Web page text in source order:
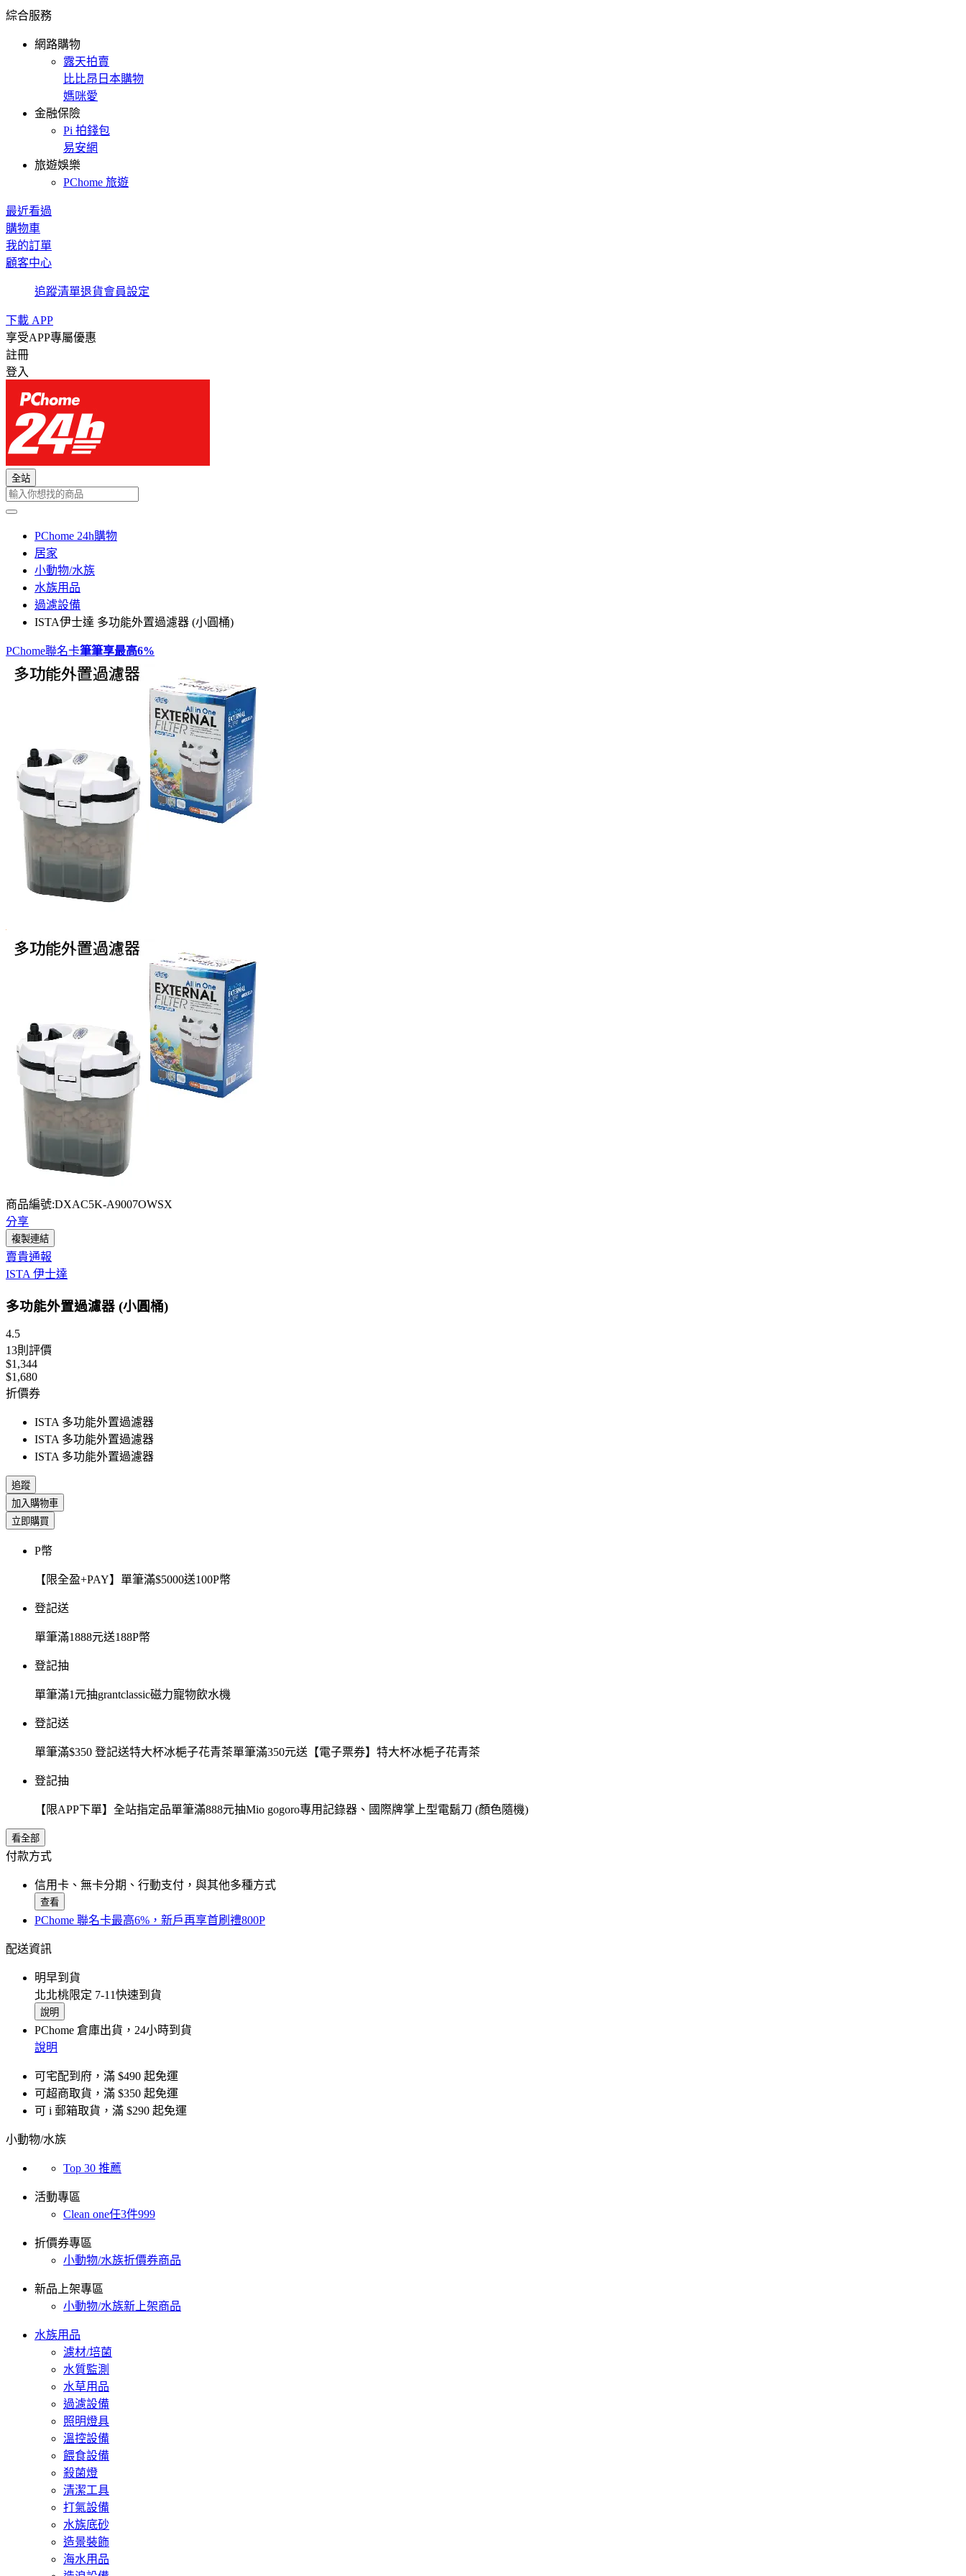
綜合服務
網路購物
露天拍賣
比比昂日本購物
媽咪愛
金融保險
Pi 拍錢包
易安網
旅遊娛樂
PChome 旅遊
最近看過
購物車
我的訂單
顧客中心
追蹤清單退貨會員設定
下載 APP
享受APP專屬優惠
註冊
登入
全站
PChome 24h購物
居家
小動物/水族
水族用品
過濾設備
ISTA伊士達 多功能外置過濾器 (小圓桶)
PChome聯名卡筆筆享最高6%
商品編號:DXAC5K-A9007OWSX
分享
複製連結
賣貴通報
ISTA 伊士達
多功能外置過濾器 (小圓桶)
4.5
13則評價
$1,344
$1,680
折價券
ISTA 多功能外置過濾器
ISTA 多功能外置過濾器
ISTA 多功能外置過濾器
追蹤
加入購物車
立即購買
P幣
【限全盈+PAY】單筆滿$5000送100P幣
登記送
單筆滿1888元送188P幣
登記抽
單筆滿1元抽grantclassic磁力寵物飲水機
登記送
單筆滿$350 登記送特大杯冰梔子花青茶單筆滿350元送【電子票券】特大杯冰梔子花青茶
登記抽
【限APP下單】全站指定品單筆滿888元抽Mio gogoro專用記錄器、國際牌掌上型電鬍刀 (顏色隨機)
看全部
付款方式
信用卡、無卡分期、行動支付，與其他多種方式
查看
PChome 聯名卡最高6%，新戶再享首刷禮800P
配送資訊
明早到貨
北北桃限定 7-11快速到貨
說明
PChome 倉庫出貨，24小時到貨
說明
可宅配到府，滿 $490 起免運
可超商取貨，滿 $350 起免運
可 i 郵箱取貨，滿 $290 起免運
小動物/水族
Top 30 推薦
活動專區
Clean one任3件999
折價券專區
小動物/水族折價券商品
新品上架專區
小動物/水族新上架商品
水族用品
濾材/培菌
水質監測
水草用品
過濾設備
照明燈具
溫控設備
餵食設備
殺菌燈
清潔工具
打氣設備
水族底砂
造景裝飾
海水用品